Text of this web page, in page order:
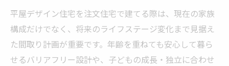
平屋デザイン住宅を注文住宅で建てる際は、現在の家族
構成だけでなく、将来のライフステージ変化まで見据え
た間取り計画が重要です。年齢を重ねても安心して暮ら
せるバリアフリー設計や、子どもの成長・独立に合わせ